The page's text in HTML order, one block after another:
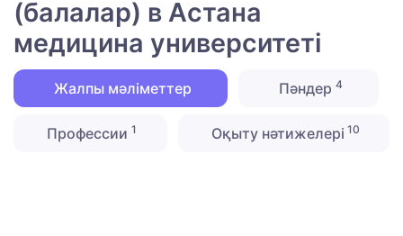
(балалар) в Астана
медицина университеті
Жалпы мәліметтер Пәндер 4
Профессии1 Оқыту нәтижелері 10